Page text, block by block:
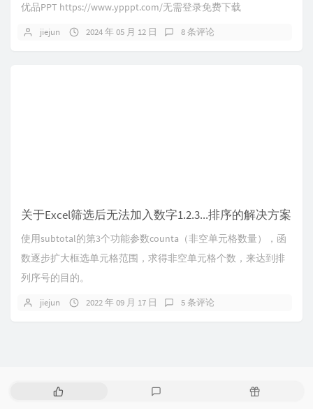
优品PPT https://www.ypppt.com/无需登录免费下载
jiejun 2024 年 05 月 12 日 8 条评论
关于Excel筛选后无法加入数字1.2.3...排序的解决方案
使用subtotal的第3个功能参数counta（非空单元格数量），函
数逐步扩大框选单元格范围，求得非空单元格个数，来达到排
列序号的目的。
jiejun 2022 年 09 月 17 日 5 条评论
热
随